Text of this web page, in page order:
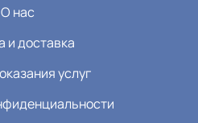
О нас
и доставка
услуг